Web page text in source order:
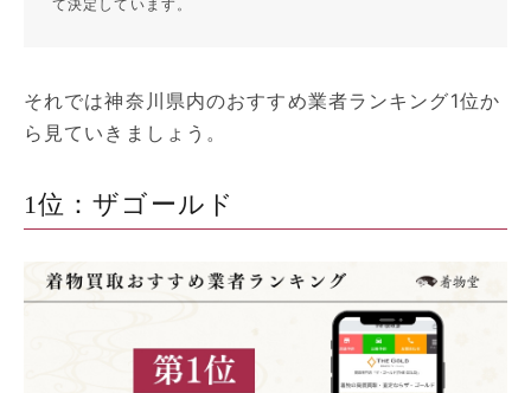
て決定しています。
それでは神奈川県内のおすすめ業者ランキング1位か
ら見ていきましょう。
1位：ザゴールド